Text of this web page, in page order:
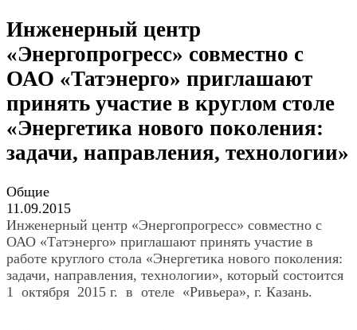
Инженерный центр
«Энергопрогресс» совместно с
ОАО «Татэнерго» приглашают
принять участие в круглом столе
«Энергетика нового поколения:
задачи, направления, технологии»
Общие
11.09.2015
Инженерный центр «Энергопрогресс» совместно с
ОАО «Татэнерго» приглашают принять участие в
работе круглого стола «Энергетика нового поколения:
задачи, направления, технологии», который состоится
1 октября 2015 г. в отеле «Ривьера», г. Казань.